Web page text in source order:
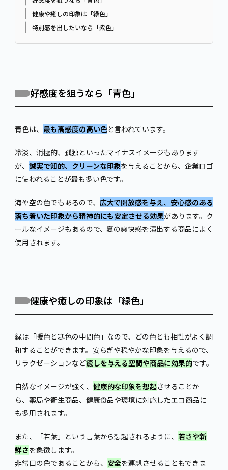
健康や癒しの印象は「緑色」
特別感を出したいなら「紫色」
好感度を狙うなら「青色」
青色は、 最も高感度の高い色と言われています。
冷淡、消極的、孤独といったマイナスイメージもあります
が、 誠実で知的、クリーンな印象を与えることから、企業ロゴ
に使われることが最も多い色です。
海や空の色でもあるので、 広大で開放感を与え、安心感のある
落ち着いた印象から精神的にも安定させる効果があります。ク
ールなイメージもあるので、夏の爽快感を演出する商品によく
使用されます。
健康や癒しの印象は「緑色」
緑は「暖色と寒色の中間色」なので、どの色とも相性がよく調
和することができます。安らぎや穏やかな印象を与えるので、
リラクゼーションなど癒しを与える空間や商品に効果的です。
自然なイメージが強く、 健康的な印象を想起させることか
ら、薬局や衛生商品、健康食品や環境に対応したエコ商品に
も多用されます。
また、「若葉」という言葉から想起されるように、若さや新
鮮さを象徴します。
非常口の色であることから、 安全を連想させることもできま